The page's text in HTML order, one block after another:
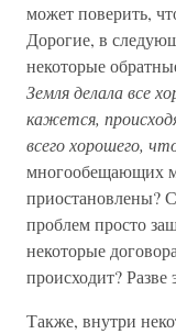
может поверить,
Дорогие, в
некоторые
Земля делала все
кажется,
всего хорошего,
многообещающих
приостановлены?
проблем просто
некоторые
происходит? Разве
Также, внутри